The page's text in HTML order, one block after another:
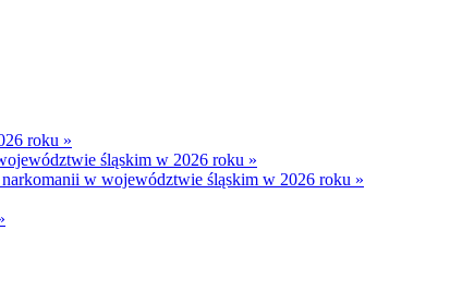
roku »
śląskim w 2026 roku »
w województwie śląskim w 2026 roku »